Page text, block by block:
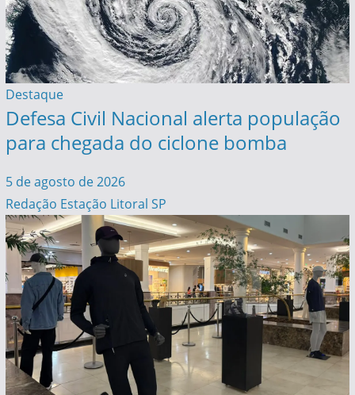
Destaque
Defesa Civil Nacional alerta população
para chegada do ciclone bomba
5 de agosto de 2026
Redação Estação Litoral SP